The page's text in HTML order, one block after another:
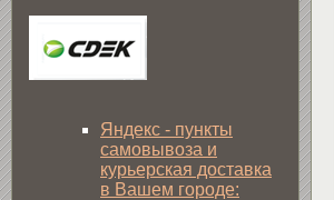
Яндекс - пункты
самовывоза и
курьерская доставка
в Вашем городе: